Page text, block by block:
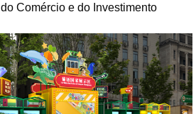
Comércio e do Investimento